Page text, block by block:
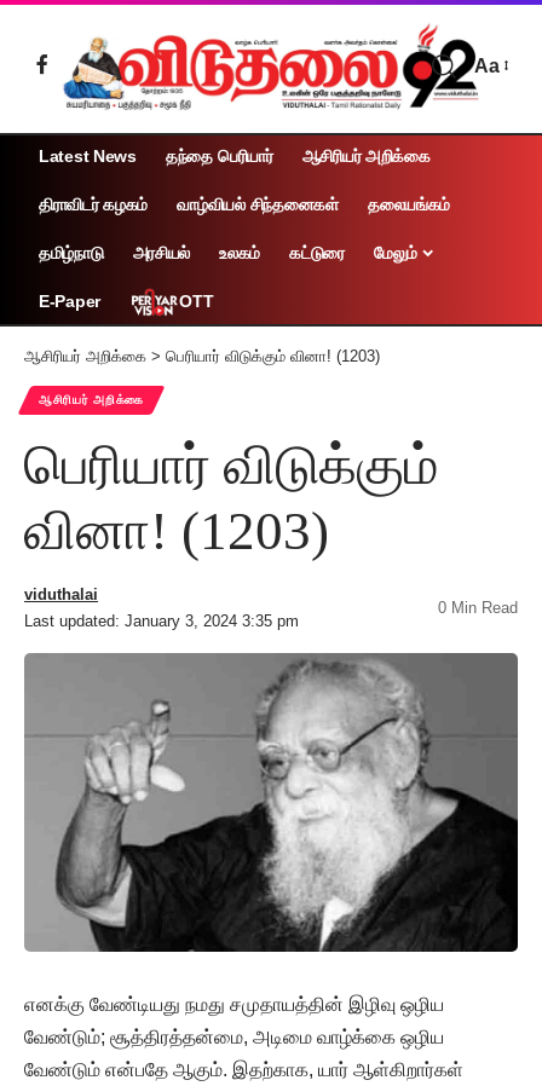
Aa
Latest News தந்தை பெரியார் ஆசிரியர் அறிக்கை
திராவிடர் கழகம் வாழ்வியல் சிந்தனைகள் தலையங்கம்
தமிழ்நாடு அரசியல் உலகம் கட்டுரை மேலும்
E-Paper OTT
ஆசிரியர் அறிக்கை > பெரியார் விடுக்கும் வினா! (1203)
ஆசிரியர் அறிக்கை
பெரியார் விடுக்கும்
வினா! (1203)
Last updated: January 3, 2024 3:35 pm
viduthalai
0 Min Read
எனக்கு வேண்டியது நமது சமுதாயத்தின் இழிவு ஒழிய
வேண்டும்; சூத்திரத்தன்மை, அடிமை வாழ்க்கை ஒழிய
வேண்டும் என்பதே ஆகும். இதற்காக, யார் ஆள்கிறார்கள்